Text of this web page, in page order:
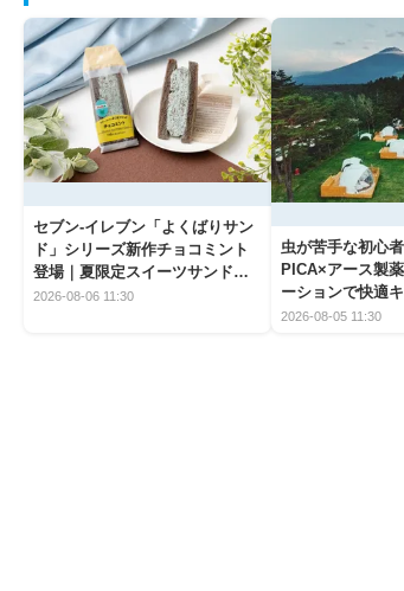
セブン‐イレブン「よくばりサン
ド」シリーズ新作チョコミント
登場｜夏限定スイーツサンドの
爽快な魅力
2026-08-06 11:30
虫が苦手な初心
PICA×アース製
ーションで快適
2026-08-05 11:30